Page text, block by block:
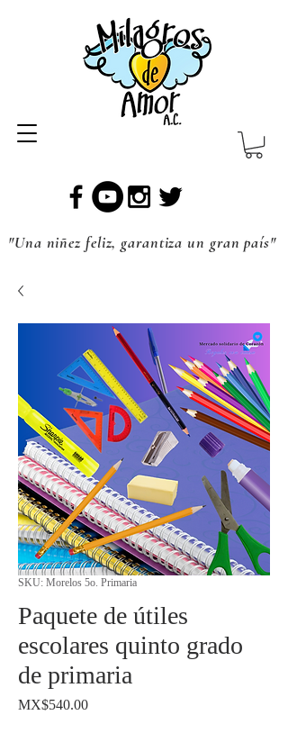
"Una niñez feliz, garantiza un gran país"
SKU: Morelos 5o. Primaria
Paquete de útiles
escolares quinto grado
de primaria
MX$540.00Price